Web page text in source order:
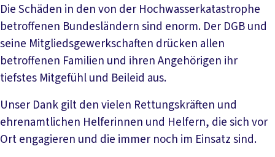
Die Schäden in den von der Hochwasserkatastrophe
betroffenen Bundesländern sind enorm. Der DGB und
seine Mitgliedsgewerkschaften drücken allen
betroffenen Familien und ihren Angehörigen ihr
tiefstes Mitgefühl und Beileid aus.
Unser Dank gilt den vielen Rettungskräften und
ehrenamtlichen Helferinnen und Helfern, die sich vor
Ort engagieren und die immer noch im Einsatz sind.